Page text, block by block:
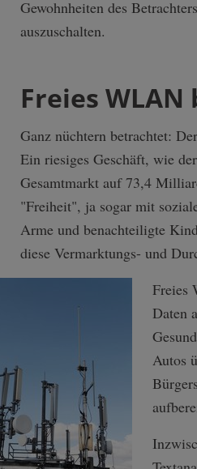
Gewohnheiten des
auszuschalten.
Freies
Ganz nüchtern betrachtet:
Ein riesiges Geschäft, wie
Gesamtmarkt auf 73,4
"Freiheit", ja sogar mit
Arme und benachteiligte
diese Vermarktungs- und
Freies
Daten
Autos